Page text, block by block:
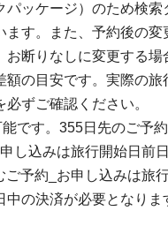
ッケージ）のため検
す。また、予約後の変
断りなしに変更する場
の目安です。実際の
ずご確認ください。
です。355日先のご予
し込みは旅行開始日前
予約_お申し込みは旅
の決済が必要となり